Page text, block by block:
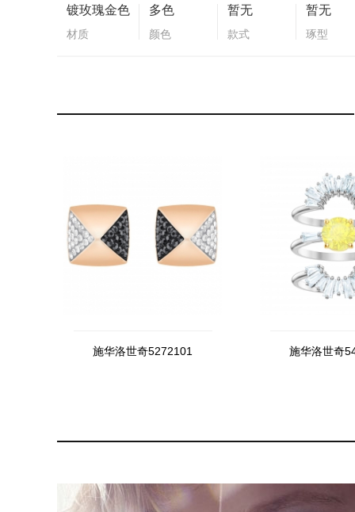
镀玫瑰金色
材质
多色
颜色
暂无
款式
暂无
琢型
施华洛世奇5272101 施华洛世奇